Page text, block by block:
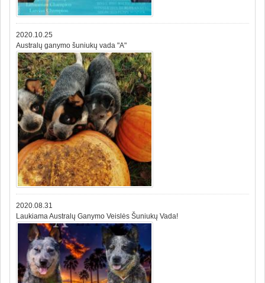
2020.10.25
Australų ganymo šuniukų vada "A"
2020.08.31
Laukiama Australų Ganymo Veislės Šuniukų Vada!